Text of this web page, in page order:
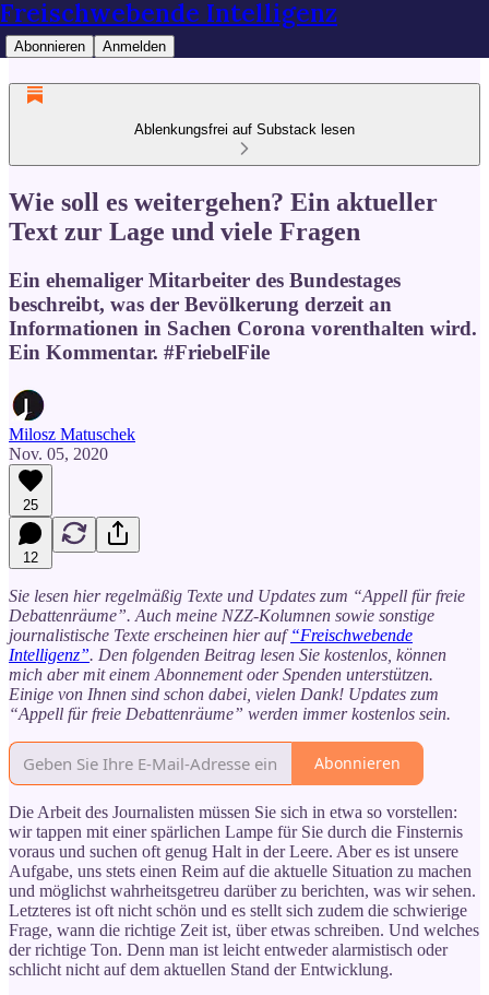
Freischwebende Intelligenz
Abonnieren Anmelden
Ablenkungsfrei auf Substack lesen
Wie soll es weitergehen? Ein aktueller
Text zur Lage und viele Fragen
Ein ehemaliger Mitarbeiter des Bundestages
beschreibt, was der Bevölkerung derzeit an
Informationen in Sachen Corona vorenthalten wird.
Ein Kommentar. #FriebelFile
Milosz Matuschek
Nov. 05, 2020
25
12
Sie lesen hier regelmäßig Texte und Updates zum “Appell für freie
Debattenräume”. Auch meine NZZ-Kolumnen sowie sonstige
journalistische Texte erscheinen hier auf“Freischwebende
Intelligenz”. Den folgenden Beitrag lesen Sie kostenlos, können
mich aber mit einem Abonnement oder Spenden unterstützen.
Einige von Ihnen sind schon dabei, vielen Dank! Updates zum
“Appell für freie Debattenräume” werden immer kostenlos sein.
Abonnieren
Die Arbeit des Journalisten müssen Sie sich in etwa so vorstellen:
wir tappen mit einer spärlichen Lampe für Sie durch die Finsternis
voraus und suchen oft genug Halt in der Leere. Aber es ist unsere
Aufgabe, uns stets einen Reim auf die aktuelle Situation zu machen
und möglichst wahrheitsgetreu darüber zu berichten, was wir sehen.
Letzteres ist oft nicht schön und es stellt sich zudem die schwierige
Frage, wann die richtige Zeit ist, über etwas schreiben. Und welches
der richtige Ton. Denn man ist leicht entweder alarmistisch oder
schlicht nicht auf dem aktuellen Stand der Entwicklung.